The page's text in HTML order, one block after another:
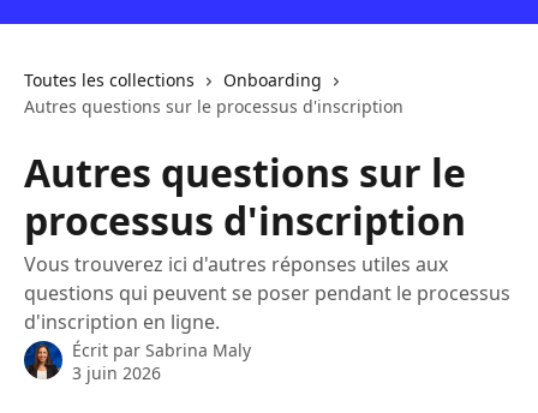
Toutes les collections
Onboarding
Autres questions sur le processus d'inscription
Autres questions sur le
processus d'inscription
Vous trouverez ici d'autres réponses utiles aux
questions qui peuvent se poser pendant le processus
d'inscription en ligne.
Écrit par Sabrina Maly
3 juin 2026